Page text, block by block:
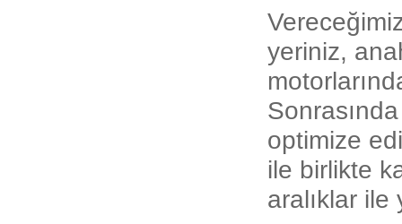
yeriniz,
optimize
ile birlikte
aralıklar ile